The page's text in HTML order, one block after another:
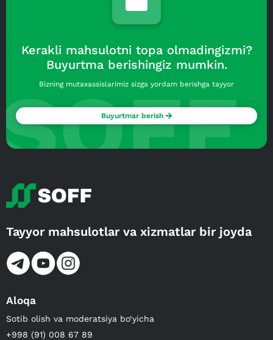
SOFF
Kerakli mahsulotni topa olmadingizmi?
Buyurtma berishingiz mumkin.
Bizning mutaxassislarimiz sizga yordam berishga tayyor
Buyurtmar berish
Tayyor mahsulotlar va xizmatlar bir joyda
Aloqa
Sotib olish va moderatsiya bo‘yicha
+998 (91) 008 67 89